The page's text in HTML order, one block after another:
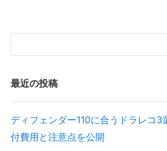
最近の投稿
ディフェンダー110に合うドラレコ3
付費用と注意点を公開